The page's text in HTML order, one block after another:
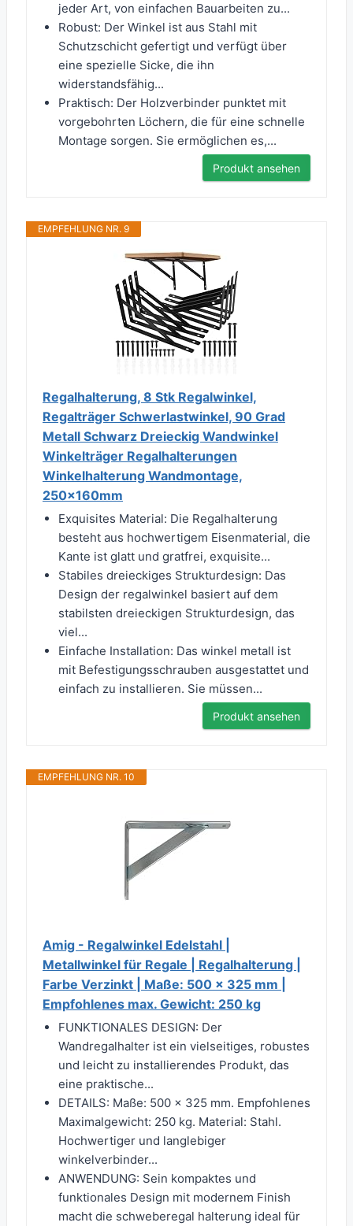
jeder Art, von einfachen Bauarbeiten zu...
Robust: Der Winkel ist aus Stahl mit
Schutzschicht gefertigt und verfügt über
eine spezielle Sicke, die ihn
widerstandsfähig...
Praktisch: Der Holzverbinder punktet mit
vorgebohrten Löchern, die für eine schnelle
Montage sorgen. Sie ermöglichen es,...
Produkt ansehen
EMPFEHLUNG NR. 9
Regalhalterung, 8 Stk Regalwinkel,
Regalträger Schwerlastwinkel, 90 Grad
Metall Schwarz Dreieckig Wandwinkel
Winkelträger Regalhalterungen
Winkelhalterung Wandmontage,
250x160mm
Exquisites Material: Die Regalhalterung
besteht aus hochwertigem Eisenmaterial, die
Kante ist glatt und gratfrei, exquisite...
Stabiles dreieckiges Strukturdesign: Das
Design der regalwinkel basiert auf dem
stabilsten dreieckigen Strukturdesign, das
viel...
Einfache Installation: Das winkel metall ist
mit Befestigungsschrauben ausgestattet und
einfach zu installieren. Sie müssen...
Produkt ansehen
EMPFEHLUNG NR. 10
Amig - Regalwinkel Edelstahl |
Metallwinkel für Regale | Regalhalterung |
Farbe Verzinkt | Maße: 500 x 325 mm |
Empfohlenes max. Gewicht: 250 kg
FUNKTIONALES DESIGN: Der
Wandregalhalter ist ein vielseitiges, robustes
und leicht zu installierendes Produkt, das
eine praktische...
DETAILS: Maße: 500 x 325 mm. Empfohlenes
Maximalgewicht: 250 kg. Material: Stahl.
Hochwertiger und langlebiger
winkelverbinder...
ANWENDUNG: Sein kompaktes und
funktionales Design mit modernem Finish
macht die schweberegal halterung ideal für